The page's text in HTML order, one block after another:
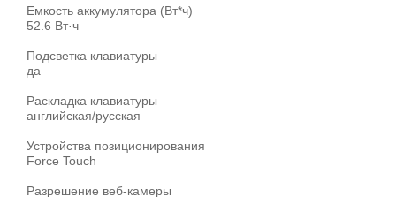
Емкость аккумулятора (Вт*ч)
52.6 Вт·ч
Подсветка клавиатуры
да
Раскладка клавиатуры
английская/русская
Устройства позиционирования
Force Touch
Разрешение веб-камеры